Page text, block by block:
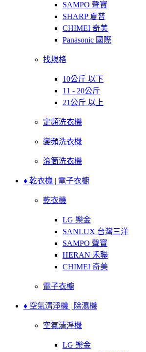
SAMPO 聲寶
SHARP 夏普
CHIMEI 奇美
Panasonic 國際
找規格
10公斤 以下
11 - 20公斤
21公斤 以上
定頻洗衣機
變頻洗衣機
滾筒洗衣機
♦ 乾衣機 | 電子衣櫥
乾衣機
LG 樂金
SANLUX 台灣三洋
SAMPO 聲寶
HERAN 禾聯
CHIMEI 奇美
電子衣櫥
♦ 空氣清淨機 | 除濕機
空氣清淨機
LG 樂金